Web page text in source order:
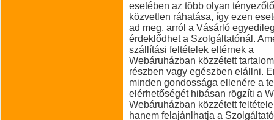
esetében az több olyan
közvetlen ráhatása, így ezen
ad meg, arról a Vásárló
érdeklődhet a Szolgáltatónál.
szállítási feltételek eltérnek a
Webáruházban közzétett
részben vagy egészben elállni.
minden gondossága ellenére a
elérhetőségét hibásan rögzíti a
Webáruházban közzétett
hanem felajánlhatja a